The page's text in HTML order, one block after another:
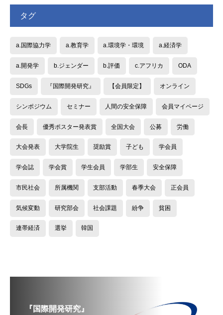
タグ
a.国際協力学 a.教育学 a.環境学・環境 a.経済学
a.開発学 b.ジェンダー b.評価 c.アフリカ ODA
SDGs 『国際開発研究』 【会員限定】 オンライン
シンポジウム セミナー 人間の安全保障 会員マイページ
会長 優秀ポスター発表賞 全国大会 公募 労働
大会発表 大学院生 奨励賞 子ども 学会員
学会誌 学会賞 学生会員 学部生 安全保障
市民社会 所属機関 支部活動 春季大会 正会員
気候変動 研究部会 社会課題 紛争 貧困
連帯経済 選挙 韓国
『国際開発研究』